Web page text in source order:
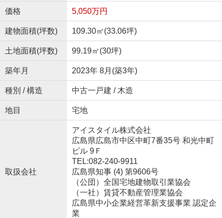
価格 5,050万円
建物面積(坪数) 109.30㎡(33.06坪)
土地面積(坪数) 99.19㎡(30坪)
築年月 2023年 8月(築3年)
種別 / 構造 中古一戸建 / 木造
地目 宅地
取扱会社
アイスタイル株式会社
広島県広島市中区中町7番35号 和光中町
ビル 9Ｆ
TEL:082-240-9911
広島県知事 (4) 第9606号
（公団）全国宅地建物取引業協会
（一社）賃貸不動産管理業協会
広島県中小企業経営革新支援事業 認定企
業